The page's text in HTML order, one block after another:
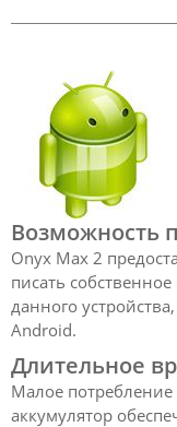
Возможность
Onyx Max 2
писать
данного
Android.
Длительное
Малое
аккумулятор